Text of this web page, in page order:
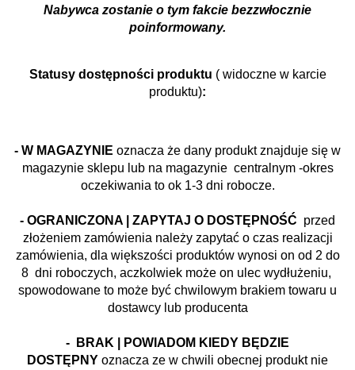
Nabywca zostanie o tym fakcie bezzwłocznie
poinformowany.
Statusy dostępności produktu ( widoczne w karcie
produktu):
- W MAGAZYNIE oznacza że dany produkt znajduje się w
magazynie sklepu lub na magazynie centralnym -okres
oczekiwania to ok 1-3 dni robocze.
- OGRANICZONA | ZAPYTAJ O DOSTĘPNOŚĆ przed
złożeniem zamówienia należy zapytać o czas realizacji
zamówienia, dla większości produktów wynosi on od 2 do
8 dni roboczych, aczkolwiek może on ulec wydłużeniu,
spowodowane to może być chwilowym brakiem towaru u
dostawcy lub producenta
- BRAK | POWIADOM KIEDY BĘDZIE
DOSTĘPNY oznacza ze w chwili obecnej produkt nie